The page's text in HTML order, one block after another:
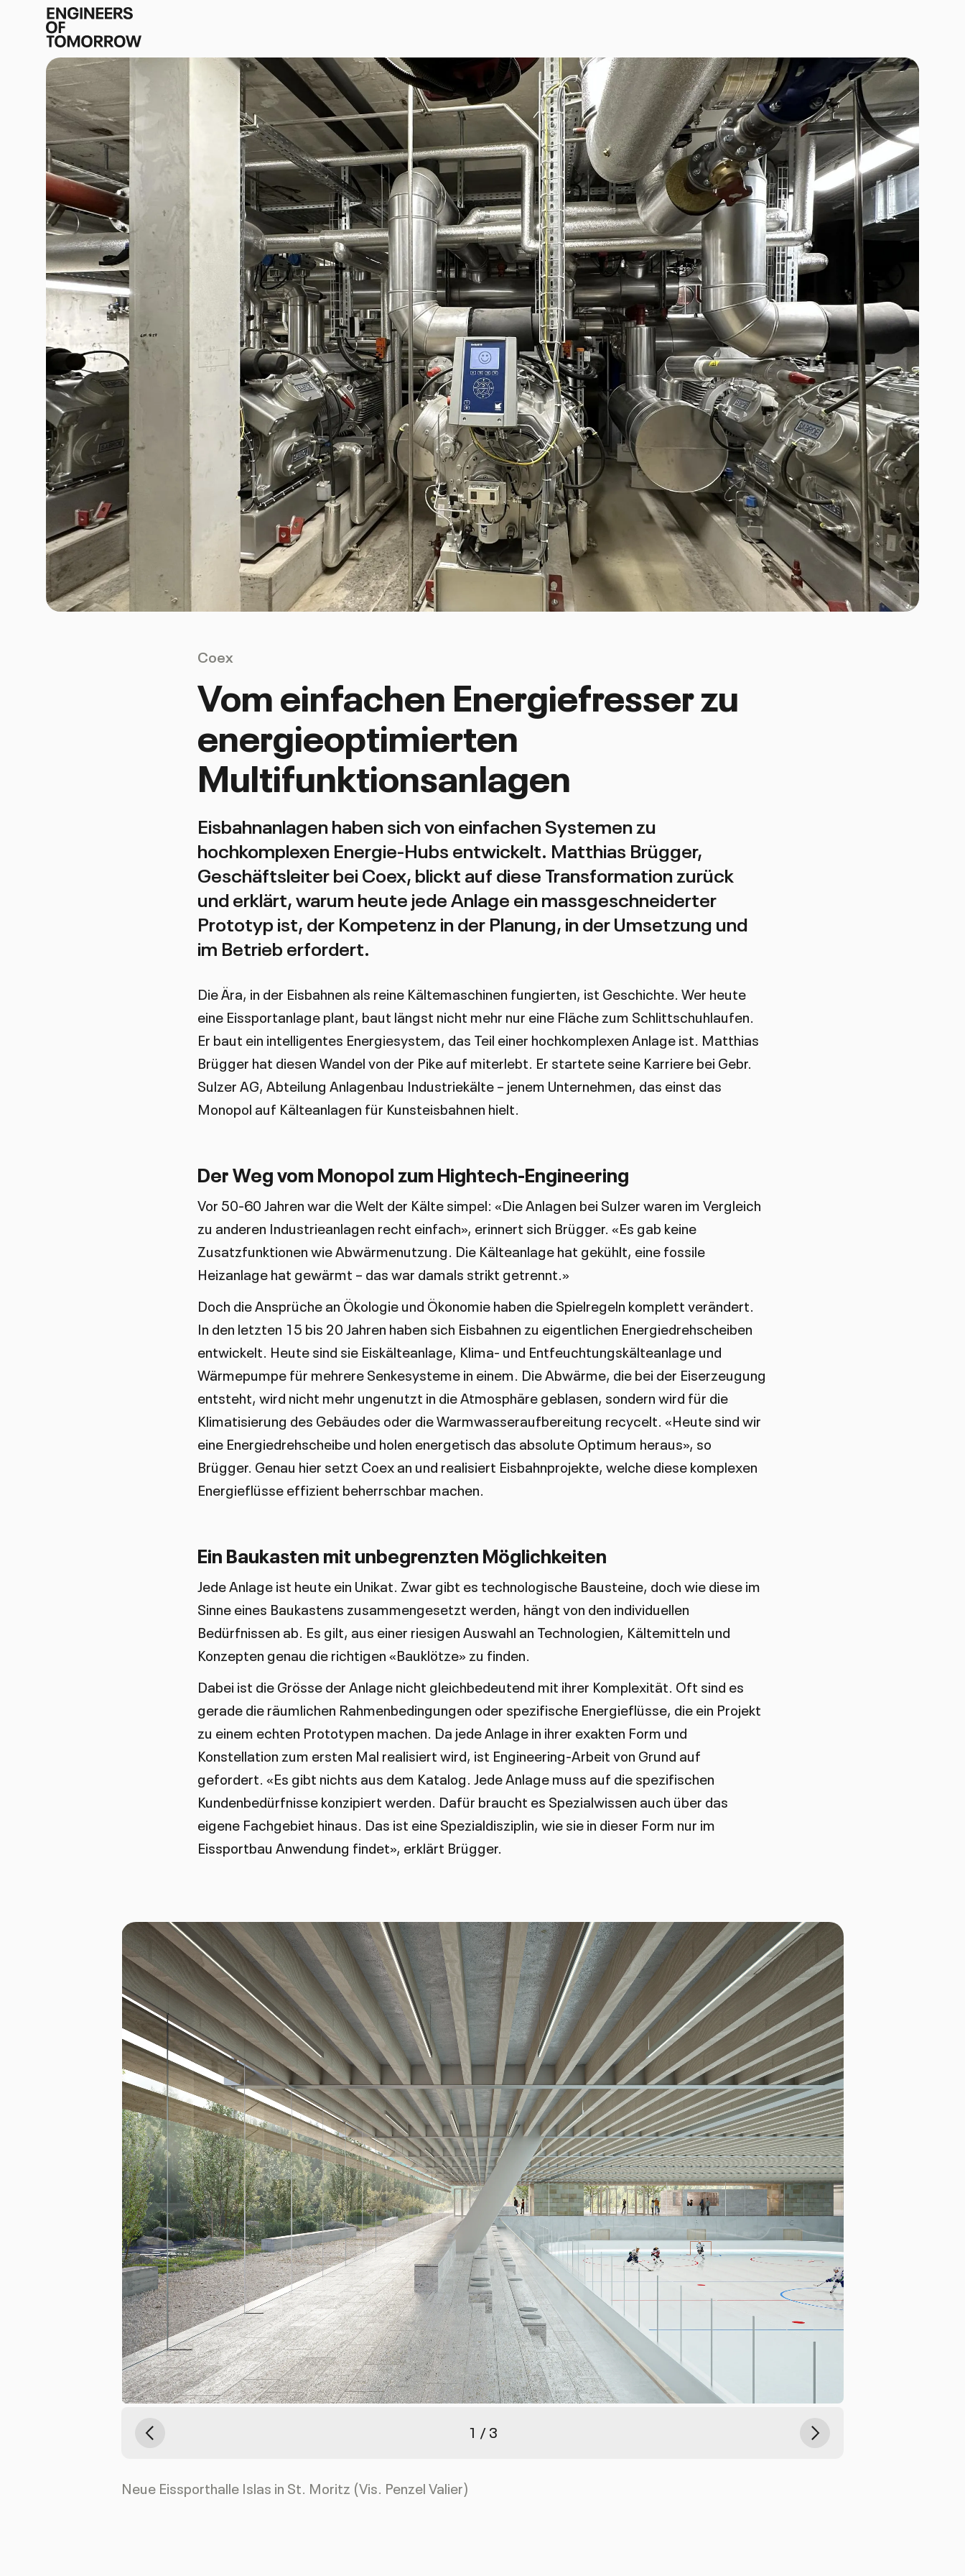
Coex
Vom einfachen Energiefresser zu
energieoptimierten
Multifunktionsanlagen
Eisbahnanlagen haben sich von einfachen Systemen zu
hochkomplexen Energie-Hubs entwickelt. Matthias Brügger,
Geschäftsleiter bei Coex, blickt auf diese Transformation zurück
und erklärt, warum heute jede Anlage ein massgeschneiderter
Prototyp ist, der Kompetenz in der Planung, in der Umsetzung und
im Betrieb erfordert.
Die Ära, in der Eisbahnen als reine Kältemaschinen fungierten, ist Geschichte. Wer heute
eine Eissportanlage plant, baut längst nicht mehr nur eine Fläche zum Schlittschuhlaufen.
Er baut ein intelligentes Energiesystem, das Teil einer hochkomplexen Anlage ist. Matthias
Brügger hat diesen Wandel von der Pike auf miterlebt. Er startete seine Karriere bei Gebr.
Sulzer AG, Abteilung Anlagenbau Industriekälte – jenem Unternehmen, das einst das
Monopol auf Kälteanlagen für Kunsteisbahnen hielt.
Der Weg vom Monopol zum Hightech-Engineering
Vor 50-60 Jahren war die Welt der Kälte simpel: «Die Anlagen bei Sulzer waren im Vergleich
zu anderen Industrieanlagen recht einfach», erinnert sich Brügger. «Es gab keine
Zusatzfunktionen wie Abwärmenutzung. Die Kälteanlage hat gekühlt, eine fossile
Heizanlage hat gewärmt – das war damals strikt getrennt.»
Doch die Ansprüche an Ökologie und Ökonomie haben die Spielregeln komplett verändert.
In den letzten 15 bis 20 Jahren haben sich Eisbahnen zu eigentlichen Energiedrehscheiben
entwickelt. Heute sind sie Eiskälteanlage, Klima- und Entfeuchtungskälteanlage und
Wärmepumpe für mehrere Senkesysteme in einem. Die Abwärme, die bei der Eiserzeugung
entsteht, wird nicht mehr ungenutzt in die Atmosphäre geblasen, sondern wird für die
Klimatisierung des Gebäudes oder die Warmwasseraufbereitung recycelt. «Heute sind wir
eine Energiedrehscheibe und holen energetisch das absolute Optimum heraus», so
Brügger. Genau hier setzt Coex an und realisiert Eisbahnprojekte, welche diese komplexen
Energieflüsse effizient beherrschbar machen.
Ein Baukasten mit unbegrenzten Möglichkeiten
Jede Anlage ist heute ein Unikat. Zwar gibt es technologische Bausteine, doch wie diese im
Sinne eines Baukastens zusammengesetzt werden, hängt von den individuellen
Bedürfnissen ab. Es gilt, aus einer riesigen Auswahl an Technologien, Kältemitteln und
Konzepten genau die richtigen «Bauklötze» zu finden.
Dabei ist die Grösse der Anlage nicht gleichbedeutend mit ihrer Komplexität. Oft sind es
gerade die räumlichen Rahmenbedingungen oder spezifische Energieflüsse, die ein Projekt
zu einem echten Prototypen machen. Da jede Anlage in ihrer exakten Form und
Konstellation zum ersten Mal realisiert wird, ist Engineering-Arbeit von Grund auf
gefordert. «Es gibt nichts aus dem Katalog. Jede Anlage muss auf die spezifischen
Kundenbedürfnisse konzipiert werden. Dafür braucht es Spezialwissen auch über das
eigene Fachgebiet hinaus. Das ist eine Spezialdisziplin, wie sie in dieser Form nur im
Eissportbau Anwendung findet», erklärt Brügger.
Previous 1 von
3 Weiter
Neue Eissporthalle Islas in St. Moritz (Vis. Penzel Valier)